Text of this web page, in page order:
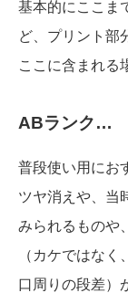
基本的にここま
ど、プリント部
ここに含まれる
ABランク…
普段使い用にお
ツヤ消えや、当
みられるものや
（カケではな
口周りの段差）